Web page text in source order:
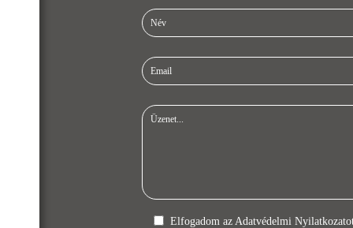
Elfogadom az Adatvédelmi